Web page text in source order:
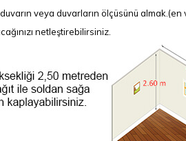
veya duvarların ölçüsünü almak.(en
netleştirebilirsiniz.